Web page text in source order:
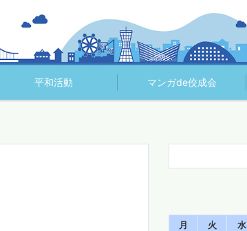
平和活動 マンガde佼成会
月 火 水